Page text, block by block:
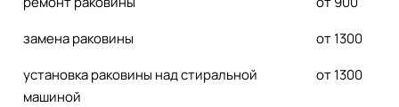
замена раковины
от 1300
установка раковины над стиральной
машиной
от 1300